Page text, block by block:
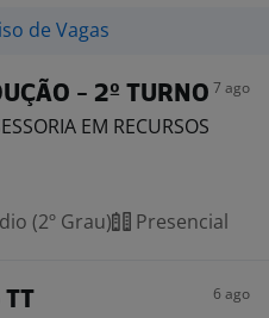
de Vagas
- 2º TURNO 7 ago
EM RECURSOS
(2º Grau) Presencial
6 ago